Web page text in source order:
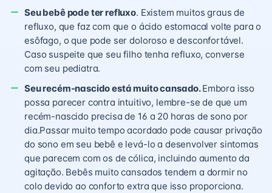
Seu bebê pode ter refluxo. Existem muitos graus de
refluxo, que faz com que o ácido estomacal volte para o
esôfago, o que pode ser doloroso e desconfortável.
Caso suspeite que seu filho tenha refluxo, converse
com seu pediatra.
Seu recém-nascido está muito cansado.Embora isso
possa parecer contra intuitivo, lembre-se de que um
recém-nascido precisa de 16 a 20 horas de sono por
dia.Passar muito tempo acordado pode causar privação
do sono em seu bebê e levá-lo a desenvolver sintomas
que parecem com os de cólica, incluindo aumento da
agitação. Bebês muito cansados tendem a dormir no
colo devido ao conforto extra que isso proporciona.